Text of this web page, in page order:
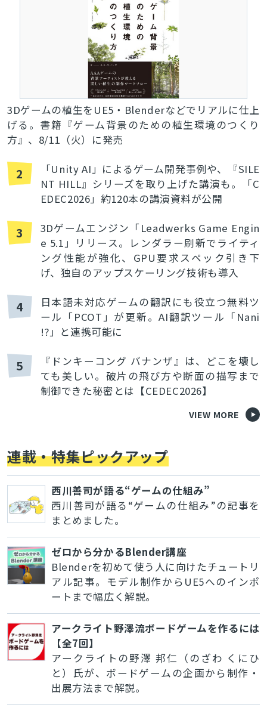
3Dゲームの植生をUE5・Blenderなどでリアルに仕上
げる。書籍『ゲーム背景のための植生環境のつくり
方』、8/11（火）に発売
2
「Unity AI」によるゲーム開発事例や、『SILE
NT HILL』シリーズを取り上げた講演も。「C
EDEC2026」約120本の講演資料が公開
3
3Dゲームエンジン「Leadwerks Game Engin
e 5.1」リリース。レンダラー刷新でライティ
ング性能が強化、GPU要求スペック引き下
げ、独自のアップスケーリング技術も導入
4
日本語未対応ゲームの翻訳にも役立つ無料ツ
ール「PCOT」が更新。AI翻訳ツール「Nani
!?」と連携可能に
5
『ドンキーコング バナンザ』は、どこを壊し
ても美しい。破片の飛び方や断面の描写まで
制御できた秘密とは【CEDEC2026】
VIEW MORE
連載・特集ピックアップ
西川善司が語る“ゲームの仕組み”
西川善司が語る“ゲームの仕組み”の記事を
まとめました。
ゼロから分かるBlender講座
Blenderを初めて使う人に向けたチュートリ
アル記事。モデル制作からUE5へのインポ
ートまで幅広く解説。
アークライト野澤流ボードゲームを作るには
【全7回】
アークライトの野澤 邦仁（のざわ くにひ
と）氏が、ボードゲームの企画から制作・
出展方法まで解説。